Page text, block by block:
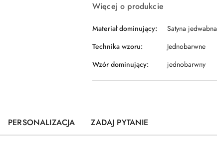
Więcej o produkcie
Materiał dominujący:
Satyna jedwabna
Technika wzoru:
Jednobarwne
Wzór dominujący:
jednobarwny
PERSONALIZACJA ZADAJ PYTANIE